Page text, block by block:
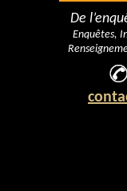
De
Enquêtes,